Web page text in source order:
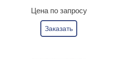
Цена по запросу
Заказать